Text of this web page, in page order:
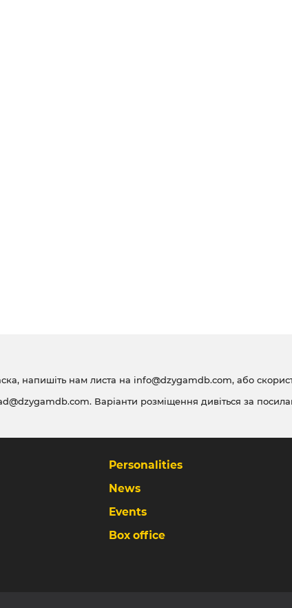
напишіть нам листа на info@dzygamdb.com, або
. Варіанти розміщення дивіться за
Personalities
News
Events
Box office